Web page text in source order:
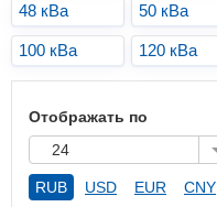
48 кВа
50 кВа
100 кВа 120 кВа
Отображать по
24
RUB USD EUR CNY